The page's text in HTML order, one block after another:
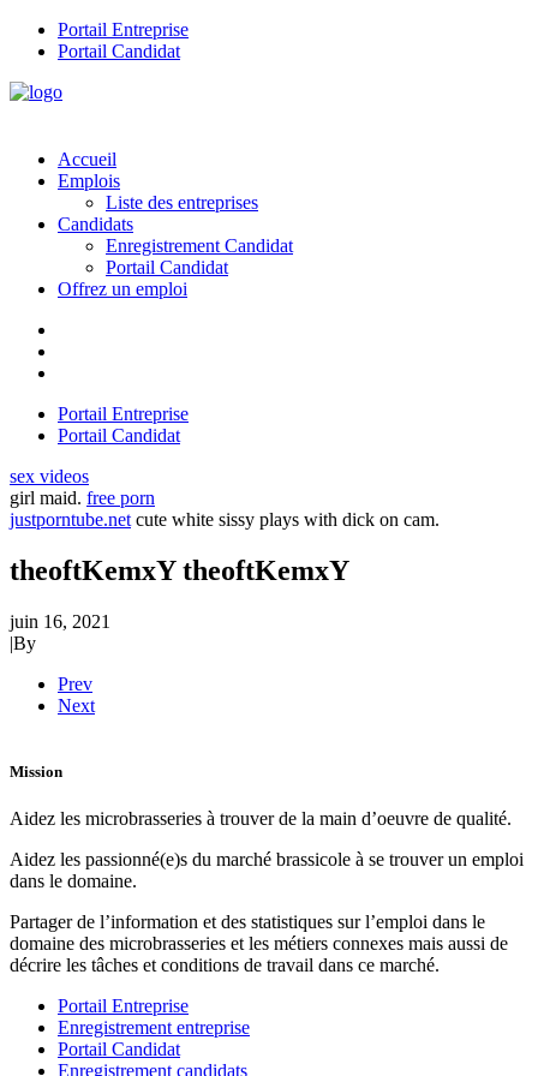
Portail Entreprise
Portail Candidat
Accueil
Emplois
Liste des entreprises
Candidats
Enregistrement Candidat
Portail Candidat
Offrez un emploi
Portail Entreprise
Portail Candidat
sex videos
girl maid. free porn
justporntube.net cute white sissy plays with dick on cam.
theoftKemxY theoftKemxY
juin 16, 2021
|By
Prev
Next
Mission
Aidez les microbrasseries à trouver de la main d’oeuvre de qualité.
Aidez les passionné(e)s du marché brassicole à se trouver un emploi
dans le domaine.
Partager de l’information et des statistiques sur l’emploi dans le
domaine des microbrasseries et les métiers connexes mais aussi de
décrire les tâches et conditions de travail dans ce marché.
Portail Entreprise
Enregistrement entreprise
Portail Candidat
Enregistrement candidats